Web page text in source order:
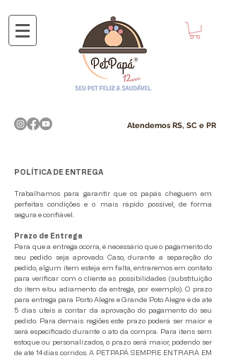
Atendemos​ RS, SC e PR
POLÍTICA DE ENTREGA
Trabalhamos para garantir que os papás cheguem em
perfeitas condições e o mais rápido possível, de forma
segura e confiável.
Prazo de Entrega
Para que a entrega ocorra, é necessário que o pagamento do
seu pedido seja aprovado. Caso, durante a separação do
pedido, algum item esteja em falta, entraremos em contato
para verificar com o cliente as possibilidades (substituição
do item e/ou adiamento da entrega, por exemplo). O prazo
para entrega para Porto Alegre e Grande Poto Alegre é de até
5 dias úteis a contar da aprovação do pagamento do seu
pedido. Para demais regiões este prazo poderá ser maior e
será especificado durante o ato da compra. Para itens sem
estoque ou personalizados, o prazo será maior, podendo ser
de até 14 dias corridos. A PETPAPÁ SEMPRE ENTRARÁ EM